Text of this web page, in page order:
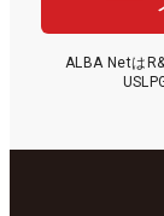
ALBA Netは